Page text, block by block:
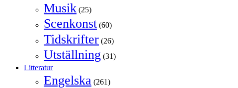
Musik (25)
Scenkonst (60)
Tidskrifter (26)
Utställning (31)
Litteratur
Engelska (261)